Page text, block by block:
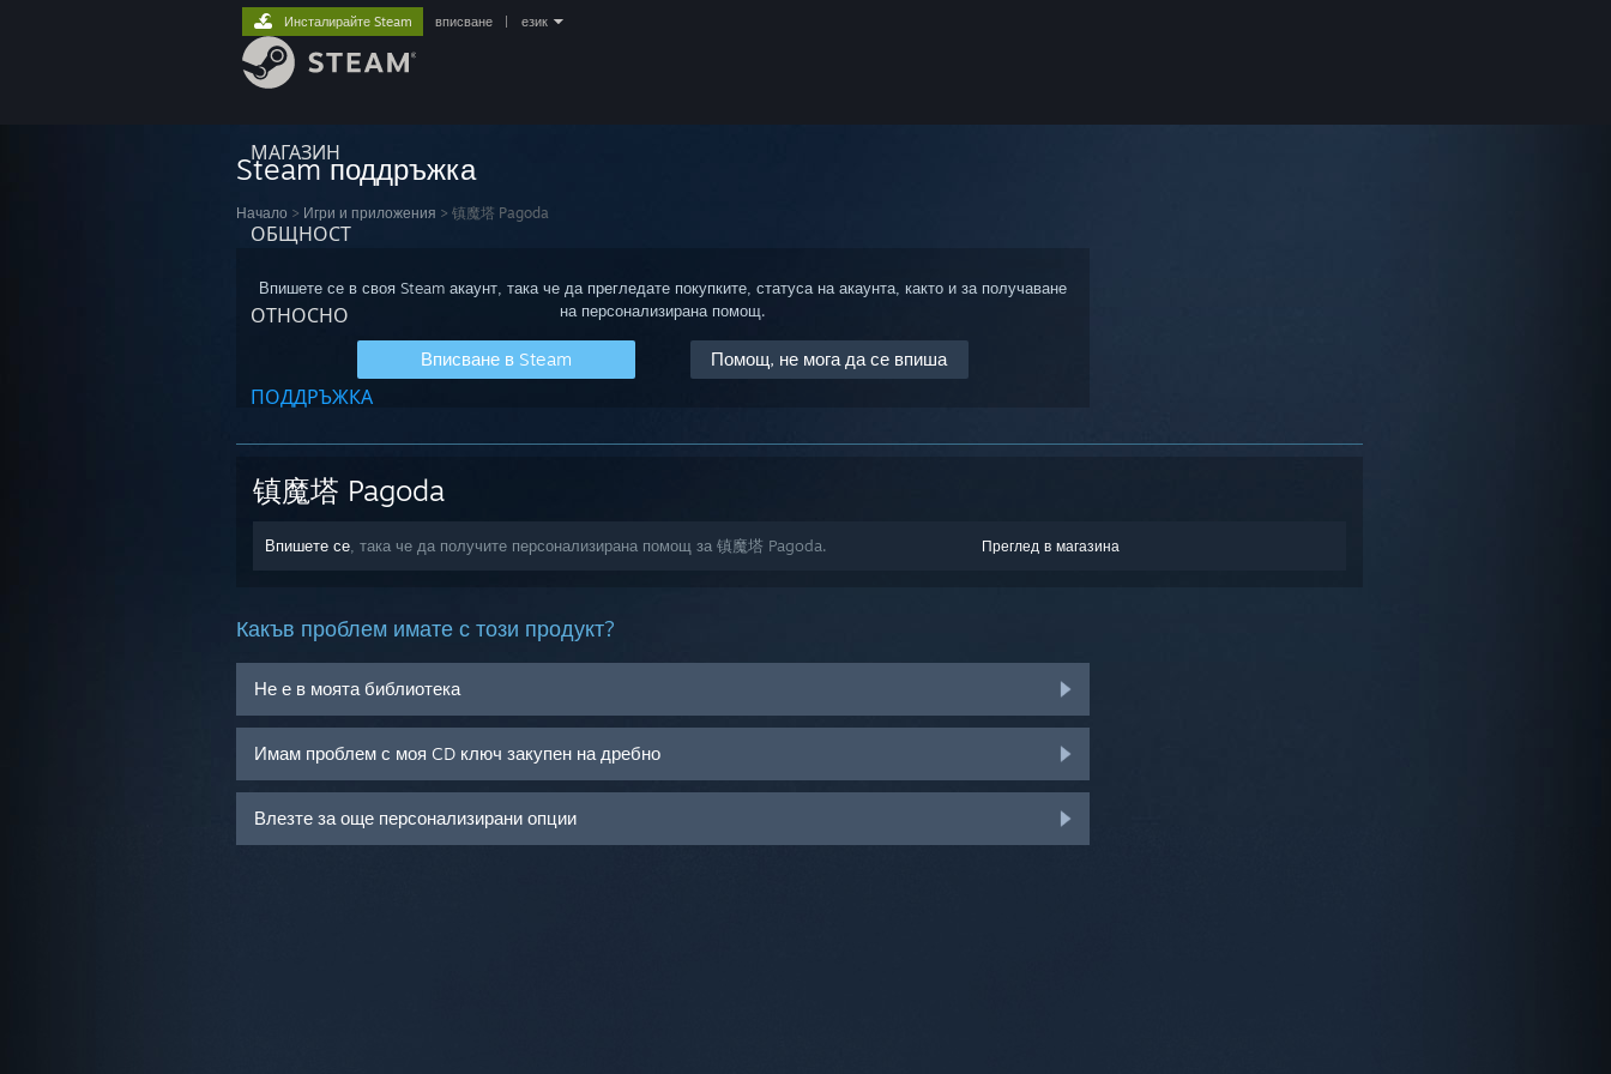
МАГАЗИН
ОБЩНОСТ
ОТНОСНО
ПОДДРЪЖКА
Инсталирайте Steam вписване език
Steam поддръжка
Начало > Игри и приложения > 镇魔塔 Pagoda
Впишете се в своя Steam акаунт, така че да прегледате покупките, статуса на акаунта, както и за получаване
на персонализирана помощ.
Вписване в Steam Помощ, не мога да се впиша
镇魔塔 Pagoda
Преглед в магазина
Впишете се , така че да получите персонализирана помощ за 镇魔塔 Pagoda.
Какъв проблем имате с този продукт?
Не е в моята библиотека
Имам проблем с моя CD ключ закупен на дребно
Влезте за още персонализирани опции